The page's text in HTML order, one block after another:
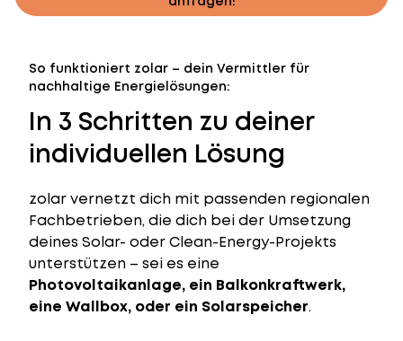
So funktioniert zolar – dein Vermittler für
nachhaltige Energielösungen:
In 3 Schritten zu deiner
individuellen Lösung
zolar vernetzt dich mit passenden regionalen
Fachbetrieben, die dich bei der Umsetzung
deines Solar- oder Clean-Energy-Projekts
unterstützen – sei es eine
Photovoltaikanlage, ein Balkonkraftwerk,
eine Wallbox, oder ein Solarspeicher.